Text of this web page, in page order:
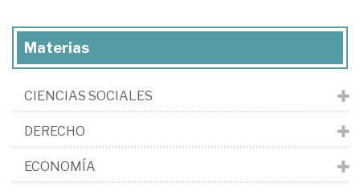
Materias
CIENCIAS SOCIALES
DERECHO
ECONOMÍA